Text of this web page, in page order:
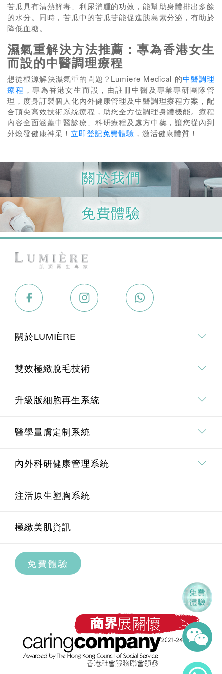
苦瓜具有清熱解毒、利尿消腫的功效，能幫助身體排出多餘
的水分。同時，苦瓜中的苦瓜苷能促進胰島素分泌，有助於
降低血糖。
濕氣重解決方法推薦：專為香港女生
而設的中醫調理療程
想從根源解決濕氣重的問題？Lumiere Medical 的中醫調理
療程 ，專為香港女生而設，由註冊中醫及專業專研團隊管
理，度身訂製個人化內外健康管理及中醫調理療程方案，配
合頂尖高效技術系統療程，助您全方位調理身體機能。療程
內容全面涵蓋中醫診療、科研療程及處方中藥，讓您從內到
外煥發健康神采！ 立即登記免費體驗 ，激活健康體質！
關於我們
免費體驗
關於LUMIÈRE
關於我們
專業．專研團隊
療程價值承諾
雙效極緻脫毛技術
雙效極緻脫毛技術介紹
全身脫毛
面部脫毛
腋下脫毛
私密部位脫毛
全腿脫毛
升級版細胞再生系統
升級版細胞再生系統介紹
Pico 皮秒去斑療程
Oligio重塑膠原緊膚療程
BTL EXION AI黃金微針療程
BTL EXION升級版射頻膠原再生療程
第4代Ultraformer MPT鋼筋索
Plasma 離子水光
醫學量膚定制系統
埋線鼻雕療程
醫學量膚定制系統介紹
透明質酸療程
高效祛皺療程
內外科研健康管理系統
U.M.A.M 痛症管理系統
內外科研健康管理系統介紹
科研智艾內調養宮療程
曲線身型雕琢系統
極緻煥發感官香薰按摩
注活原生塑胸系統
極緻美肌資訊
免費體驗